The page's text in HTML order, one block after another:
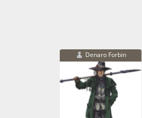
Denaro Forbin